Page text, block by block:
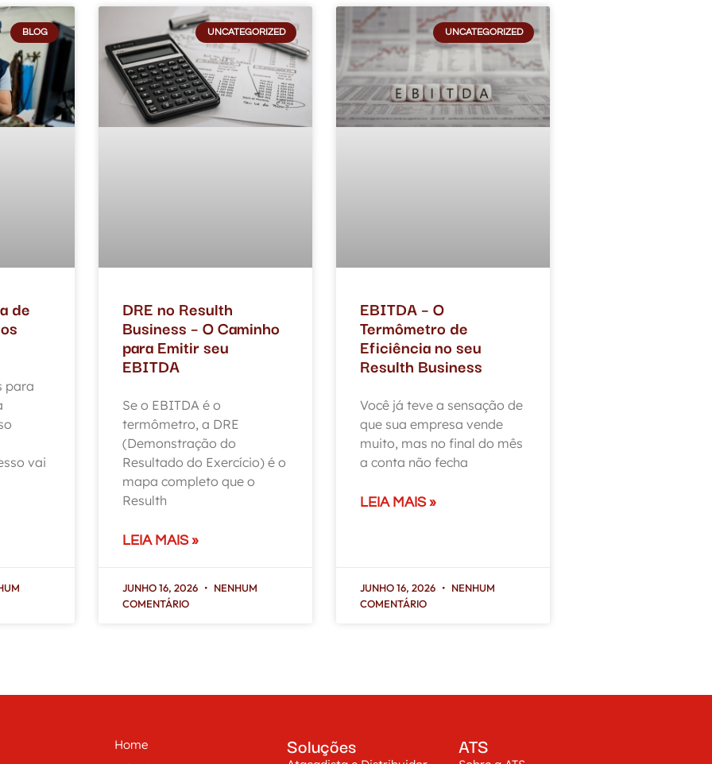
BLOG
de
para
vai
UNCATEGORIZED
DRE no Resulth
Business – O Caminho
para Emitir seu
EBITDA
Se o EBITDA é o
termômetro, a DRE
(Demonstração do
Resultado do Exercício) é o
mapa completo que o
Resulth
LEIA MAIS »
JUNHO 16, 2026
NENHUM
COMENTÁRIO
UNCATEGORIZED
EBITDA – O
Termômetro de
Eficiência no seu
Resulth Business
Você já teve a sensação de
que sua empresa vende
muito, mas no final do mês
a conta não fecha
LEIA MAIS »
JUNHO 16, 2026
NENHUM
COMENTÁRIO
Home
Soluções ATS